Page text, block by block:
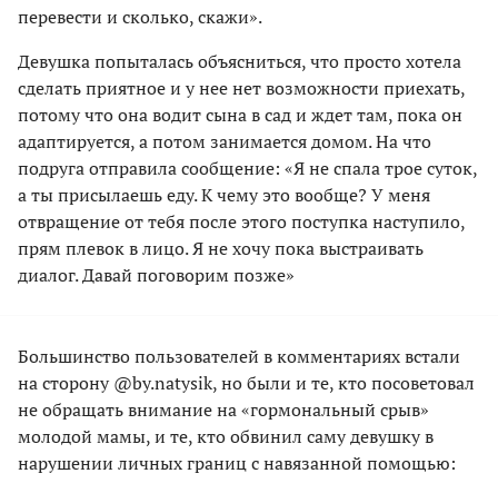
перевести и сколько, скажи».
Девушка попыталась объясниться, что просто хотела
сделать приятное и у нее нет возможности приехать,
потому что она водит сына в сад и ждет там, пока он
адаптируется, а потом занимается домом. На что
подруга отправила сообщение: «Я не спала трое суток,
а ты присылаешь еду. К чему это вообще? У меня
отвращение от тебя после этого поступка наступило,
прям плевок в лицо. Я не хочу пока выстраивать
диалог. Давай поговорим позже»
Большинство пользователей в комментариях встали
на сторону @by.natysik, но были и те, кто посоветовал
не обращать внимание на «гормональный срыв»
молодой мамы, и те, кто обвинил саму девушку в
нарушении личных границ с навязанной помощью: